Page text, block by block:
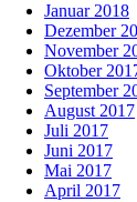
Januar 2018
Dezember
November
Oktober
September
August 2017
Juli 2017
Juni 2017
Mai 2017
April 2017